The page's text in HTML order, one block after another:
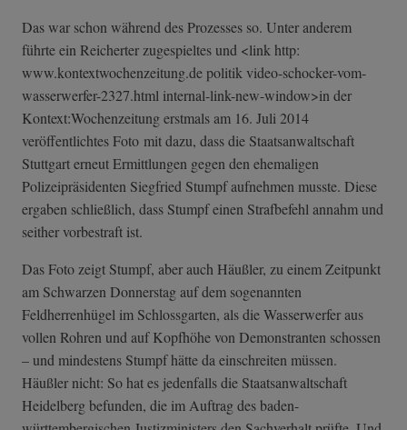
Das war schon während des Prozesses so. Unter anderem
führte ein Reicherter zugespieltes und <link http:
www.kontextwochenzeitung.de politik video-schocker-­vom-
wasserwerfe­r-2327.html internal-link-new-window>in der
Kontext:Wochenzeitung erstmals am 16. Juli 2014
veröffentlichtes Foto mit dazu, dass die Staatsanwaltschaft
Stuttgart erneut Ermittlungen gegen den ehemaligen
Polizeipräsidenten Siegfried Stumpf aufnehmen musste. Diese
ergaben schließlich, dass Stumpf einen Strafbefehl annahm und
seither vorbestraft ist.
Das Foto zeigt Stumpf, aber auch Häußler, zu einem Zeitpunkt
am Schwarzen Donnerstag auf dem sogenannten
Feldherrenhügel im Schlossgarten, als die Wasserwerfer aus
vollen Rohren und auf Kopfhöhe von Demonstranten schossen
– und mindestens Stumpf hätte da einschreiten müssen.
Häußler nicht: So hat es jedenfalls die Staatsanwaltschaft
Heidelberg befunden, die im Auftrag des baden-